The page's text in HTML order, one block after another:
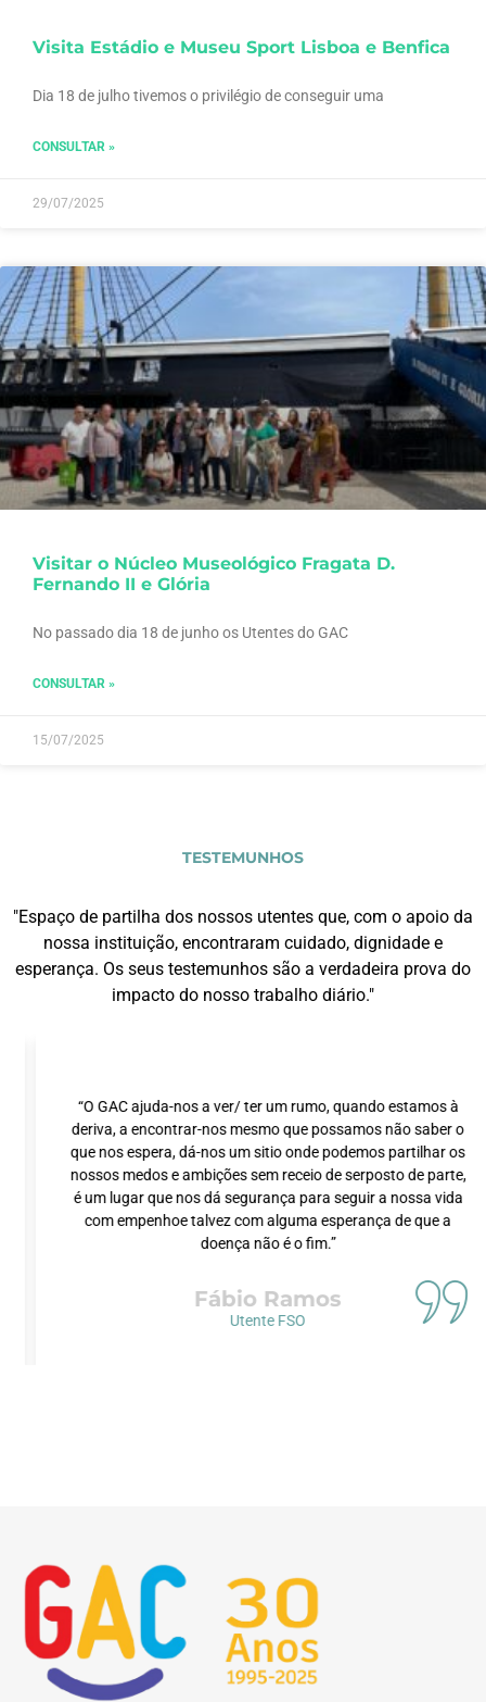
Visita Estádio e Museu Sport Lisboa e Benfica
Dia 18 de julho tivemos o privilégio de conseguir uma
CONSULTAR »
29/07/2025
Visitar o Núcleo Museológico Fragata D.
Fernando II e Glória
No passado dia 18 de junho os Utentes do GAC
CONSULTAR »
15/07/2025
TESTEMUNHOS
"Espaço de partilha dos nossos utentes que, com o apoio da
nossa instituição, encontraram cuidado, dignidade e
esperança. Os seus testemunhos são a verdadeira prova do
impacto do nosso trabalho diário."
“O GAC ajuda-nos a ver/ ter um rumo, quando estamos à
deriva, a encontrar-nos mesmo que possamos não saber o
que nos espera, dá-nos um sitio onde podemos partilhar os
nossos medos e ambições sem receio de serposto de parte,
é um lugar que nos dá segurança para seguir a nossa vida
com empenhoe talvez com alguma esperança de que a
doença não é o fim.”
Fábio Ramos
Utente FSO